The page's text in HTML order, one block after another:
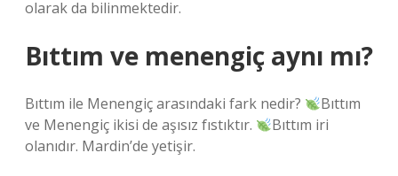
olarak da bilinmektedir.
Bıttım ve menengiç aynı mı?
Bıttım ile Menengiç arasındaki fark nedir?
Bıttım
ve Menengiç ikisi de aşısız fıstıktır.
Bıttım iri
olanıdır. Mardin’de yetişir.